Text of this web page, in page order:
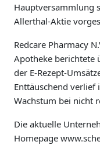
Hauptversammlung
Allerthal-Aktie
Redcare Pharmacy
Apotheke berichtete
der E-Rezept-
Enttäuschend
Wachstum bei nicht
Die aktuelle
Homepage